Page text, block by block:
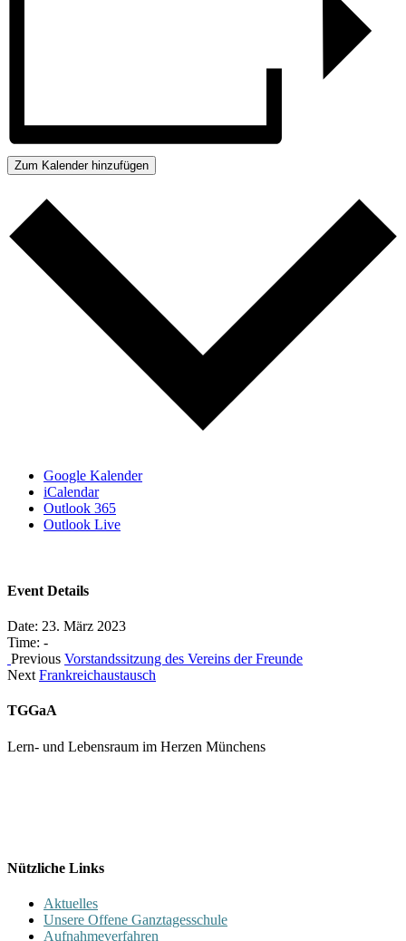
Zum Kalender hinzufügen
Google Kalender
iCalendar
Outlook 365
Outlook Live
Event Details
Date: 23. März 2023
Time: -
Previous Vorstandssitzung des Vereins der Freunde
Next Frankreichaustausch
TGGaA
Lern- und Lebensraum im Herzen Münchens
Nützliche Links
Aktuelles
Unsere Offene Ganztagesschule
Aufnahmeverfahren